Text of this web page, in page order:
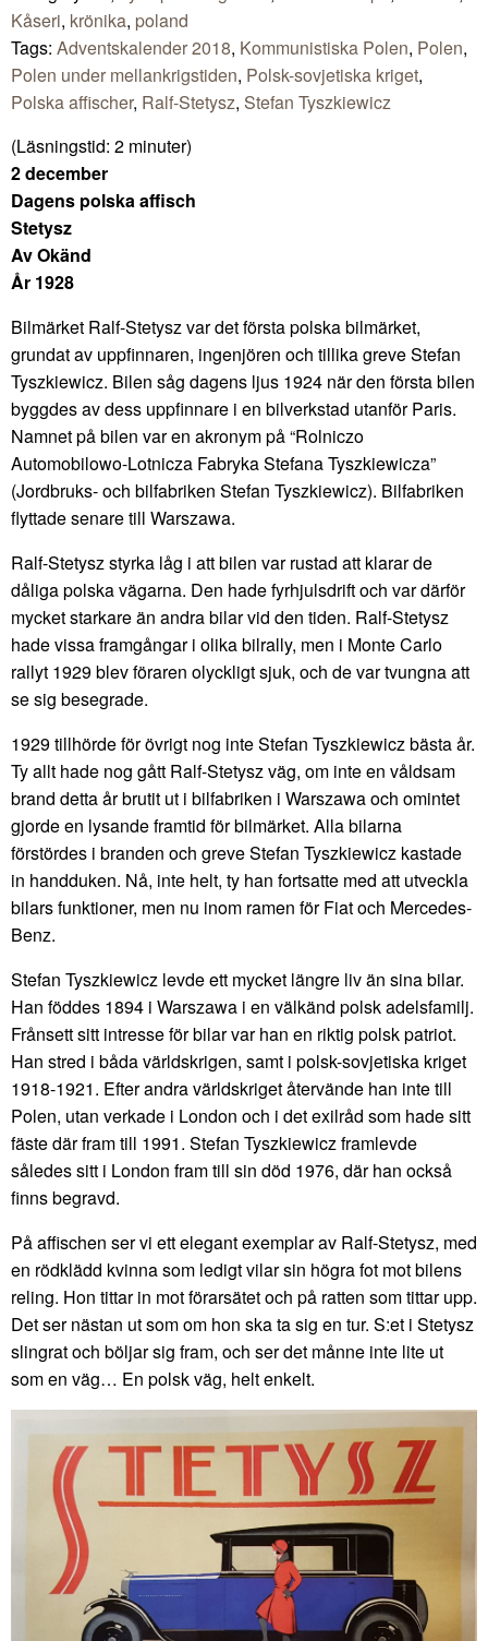
Kåseri, krönika, poland
Tags: Adventskalender 2018, Kommunistiska Polen, Polen,
Polen under mellankrigstiden, Polsk-sovjetiska kriget,
Polska affischer, Ralf-Stetysz, Stefan Tyszkiewicz
(Läsningstid: 2 minuter)
2 december
Dagens polska affisch
Stetysz
Av Okänd
År 1928
Bilmärket Ralf-Stetysz var det första polska bilmärket,
grundat av uppfinnaren, ingenjören och tillika greve Stefan
Tyszkiewicz. Bilen såg dagens ljus 1924 när den första bilen
byggdes av dess uppfinnare i en bilverkstad utanför Paris.
Namnet på bilen var en akronym på “Rolniczo
Automobilowo-Lotnicza Fabryka Stefana Tyszkiewicza”
(Jordbruks- och bilfabriken Stefan Tyszkiewicz). Bilfabriken
flyttade senare till Warszawa.
Ralf-Stetysz styrka låg i att bilen var rustad att klarar de
dåliga polska vägarna. Den hade fyrhjulsdrift och var därför
mycket starkare än andra bilar vid den tiden. Ralf-Stetysz
hade vissa framgångar i olika bilrally, men i Monte Carlo
rallyt 1929 blev föraren olyckligt sjuk, och de var tvungna att
se sig besegrade.
1929 tillhörde för övrigt nog inte Stefan Tyszkiewicz bästa år.
Ty allt hade nog gått Ralf-Stetysz väg, om inte en våldsam
brand detta år brutit ut i bilfabriken i Warszawa och omintet
gjorde en lysande framtid för bilmärket. Alla bilarna
förstördes i branden och greve Stefan Tyszkiewicz kastade
in handduken. Nå, inte helt, ty han fortsatte med att utveckla
bilars funktioner, men nu inom ramen för Fiat och Mercedes-
Benz.
Stefan Tyszkiewicz levde ett mycket längre liv än sina bilar.
Han föddes 1894 i Warszawa i en välkänd polsk adelsfamilj.
Frånsett sitt intresse för bilar var han en riktig polsk patriot.
Han stred i båda världskrigen, samt i polsk-sovjetiska kriget
1918-1921. Efter andra världskriget återvände han inte till
Polen, utan verkade i London och i det exilråd som hade sitt
fäste där fram till 1991. Stefan Tyszkiewicz framlevde
således sitt i London fram till sin död 1976, där han också
finns begravd.
På affischen ser vi ett elegant exemplar av Ralf-Stetysz, med
en rödklädd kvinna som ledigt vilar sin högra fot mot bilens
reling. Hon tittar in mot förarsätet och på ratten som tittar upp.
Det ser nästan ut som om hon ska ta sig en tur. S:et i Stetysz
slingrat och böljar sig fram, och ser det månne inte lite ut
som en väg… En polsk väg, helt enkelt.